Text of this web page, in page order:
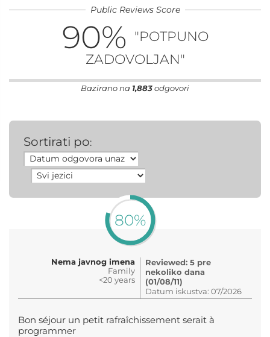
Public Reviews Score
90% "POTPUNO
ZADOVOLJAN"
Bazirano na 1,883odgovori
Sortirati po:
80%
Nema javnog imena
Family
<20 years
Reviewed: 5 pre
nekoliko dana
(01/08/11)
Datum iskustva: 07/2026
Bon séjour un petit rafraîchissement serait à
programmer